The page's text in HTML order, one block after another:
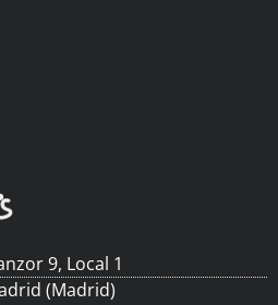
9, Local 1
(Madrid)